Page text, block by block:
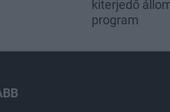
kiterjedő
program